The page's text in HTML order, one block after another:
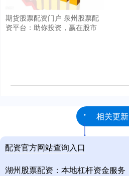
期货股票配资门户 泉州股票配
资平台：助你投资，赢在股市
相关更新
配资官方网站查询入口
湖州股票配资：本地杠杆资金服务